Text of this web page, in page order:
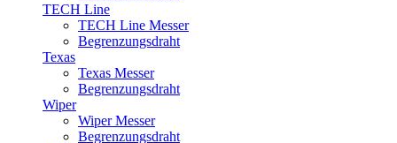
TECH Line
TECH Line Messer
Begrenzungsdraht
Texas
Texas Messer
Begrenzungsdraht
Wiper
Wiper Messer
Begrenzungsdraht